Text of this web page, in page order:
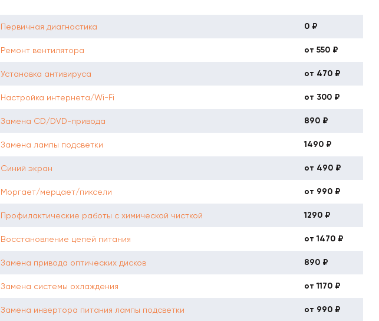
Первичная диагностика 0 ₽
Ремонт вентилятора от 550 ₽
Установка антивируса от 470 ₽
Настройка интернета/Wi-Fi от 300 ₽
Замена CD/DVD-привода 890 ₽
Замена лампы подсветки 1490 ₽
Синий экран от 490 ₽
Моргает/мерцает/пиксели от 990 ₽
Профилактические работы с химической чисткой 1290 ₽
Восстановление цепей питания от 1470 ₽
Замена привода оптических дисков 890 ₽
Замена системы охлаждения от 1170 ₽
Замена инвертора питания лампы подсветки от 990 ₽